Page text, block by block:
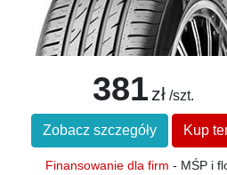
381 zł /szt.
Zobacz szczegóły Kup
Finansowanie dla firm - MŚP i